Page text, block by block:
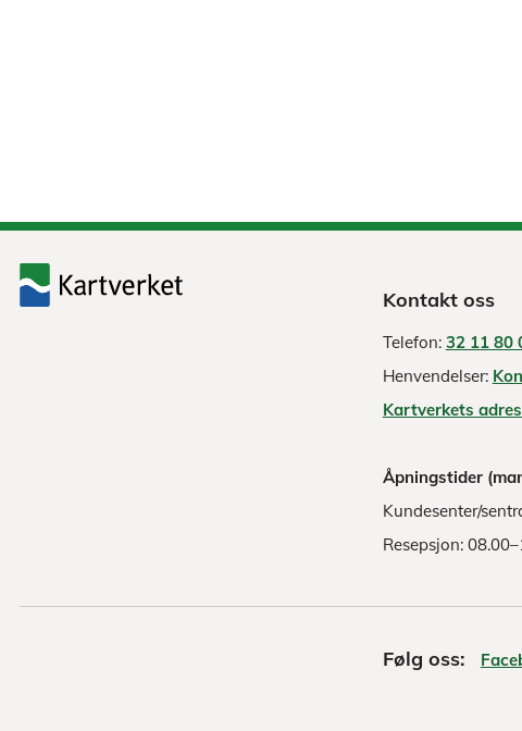
Kontakt oss
Telefon: 32 11 80
Henvendelser:
Kartverkets
Åpningstider
Kundesenter/
Resepsjon:
Følg oss: